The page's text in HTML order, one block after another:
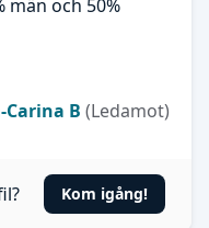
män och 50%
B (Ledamot)
Kom igång!